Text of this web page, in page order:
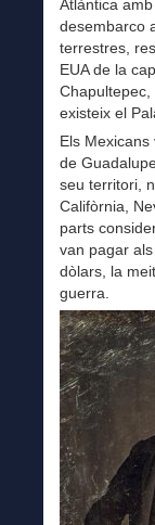
Atlàntica
desembarco
terrestres,
EUA de la
existeix el
Els
de
seu territori,
Califòrnia,
parts
van pagar
dòlars, la
guerra.